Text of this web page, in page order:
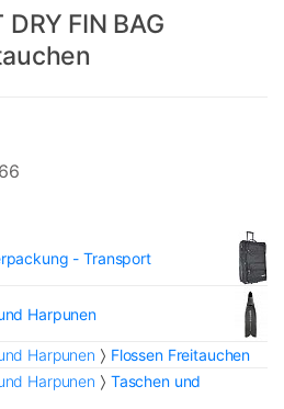
FIN BAG
- Transport
Harpunen
Harpunen
Flossen Freitauchen
Harpunen
Taschen und